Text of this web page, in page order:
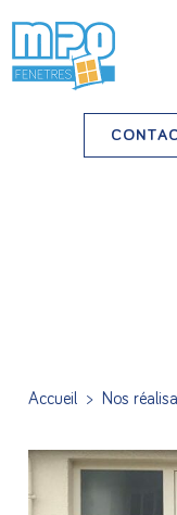
Accueil > Nos